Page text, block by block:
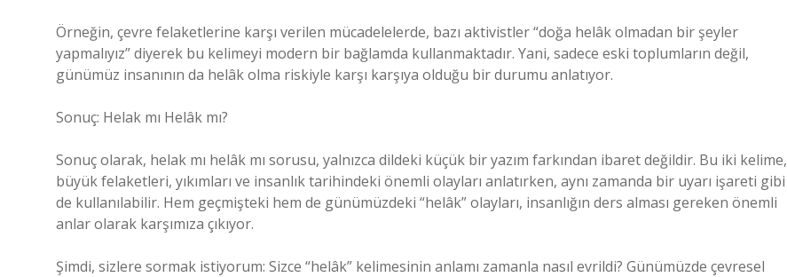
Örneğin, çevre felaketlerine karşı verilen mücadelelerde, bazı aktivistler “doğa helâk olmadan bir şeyler
yapmalıyız” diyerek bu kelimeyi modern bir bağlamda kullanmaktadır. Yani, sadece eski toplumların değil,
günümüz insanının da helâk olma riskiyle karşı karşıya olduğu bir durumu anlatıyor.
Sonuç: Helak mı Helâk mı?
Sonuç olarak, helak mı helâk mı sorusu, yalnızca dildeki küçük bir yazım farkından ibaret değildir. Bu iki kelime,
büyük felaketleri, yıkımları ve insanlık tarihindeki önemli olayları anlatırken, aynı zamanda bir uyarı işareti gibi
de kullanılabilir. Hem geçmişteki hem de günümüzdeki “helâk” olayları, insanlığın ders alması gereken önemli
anlar olarak karşımıza çıkıyor.
Şimdi, sizlere sormak istiyorum: Sizce “helâk” kelimesinin anlamı zamanla nasıl evrildi? Günümüzde çevresel